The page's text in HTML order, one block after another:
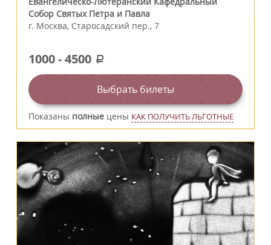
Собор Святых Петра и Павла
г. Москва, Старосадский пер., 7
1000-4500 a
Выбрать билеты
Показаны полные цены КАК ПОЛУЧИТЬ ЛЬГОТНЫЕ